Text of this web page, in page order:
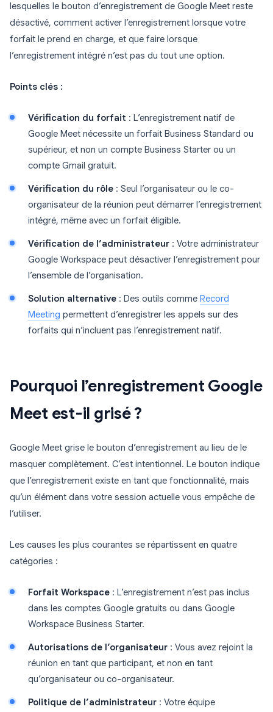
lesquelles le bouton d’enregistrement de Google Meet reste
désactivé, comment activer l’enregistrement lorsque votre
forfait le prend en charge, et que faire lorsque
l’enregistrement intégré n’est pas du tout une option.
Points clés :
Vérification du forfait : L’enregistrement natif de
Google Meet nécessite un forfait Business Standard ou
supérieur, et non un compte Business Starter ou un
compte Gmail gratuit.
Vérification du rôle : Seul l’organisateur ou le co-
organisateur de la réunion peut démarrer l’enregistrement
intégré, même avec un forfait éligible.
Vérification de l’administrateur : Votre administrateur
Google Workspace peut désactiver l’enregistrement pour
l’ensemble de l’organisation.
Solution alternative : Des outils comme Record
Meeting permettent d’enregistrer les appels sur des
forfaits qui n’incluent pas l’enregistrement natif.
Pourquoi l’enregistrement Google
Meet est-il grisé ?
Google Meet grise le bouton d’enregistrement au lieu de le
masquer complètement. C’est intentionnel. Le bouton indique
que l’enregistrement existe en tant que fonctionnalité, mais
qu’un élément dans votre session actuelle vous empêche de
l’utiliser.
Les causes les plus courantes se répartissent en quatre
catégories :
Forfait Workspace : L’enregistrement n’est pas inclus
dans les comptes Google gratuits ou dans Google
Workspace Business Starter.
Autorisations de l’organisateur : Vous avez rejoint la
réunion en tant que participant, et non en tant
qu’organisateur ou co-organisateur.
Politique de l’administrateur : Votre équipe